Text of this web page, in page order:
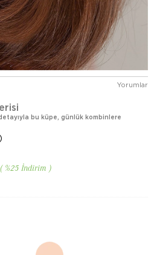
Yorumlar
bu küpe, günlük kombinlere
%25 İndirim